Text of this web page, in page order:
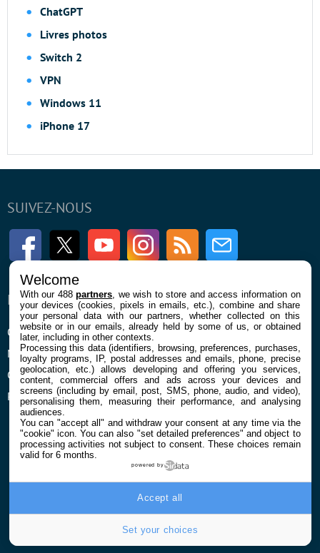
ChatGPT
Livres photos
Switch 2
VPN
Windows 11
iPhone 17
SUIVEZ-NOUS
FacebookTwitter Youtube InstagramRSS Newsletter
ENTREPRISE
Qui sommes nous
Mentions légales et CGU
Confidentialité et Cookies
Préférences cookies
À PROPOS
La rédaction
Contact
Welcome
With our 488partners , we wish to store and access information on
your devices (cookies, pixels in emails, etc.), combine and share
your personal data with our partners, whether collected on this
website or in our emails, already held by some of us, or obtained
later, including in other contexts.
Processing this data (identifiers, browsing, preferences, purchases,
loyalty programs, IP, postal addresses and emails, phone, precise
geolocation, etc.) allows developing and offering you services,
content, commercial offers and ads across your devices and
screens (including by email, post, SMS, phone, audio, and video),
personalising them, measuring their performance, and analysing
audiences.
You can "accept all" and withdraw your consent at any time via the
"cookie" icon. You can also "set detailed preferences" and object to
processing activities not subject to consent. These choices remain
valid for 6 months.
powered by
Set your choices
Accept all